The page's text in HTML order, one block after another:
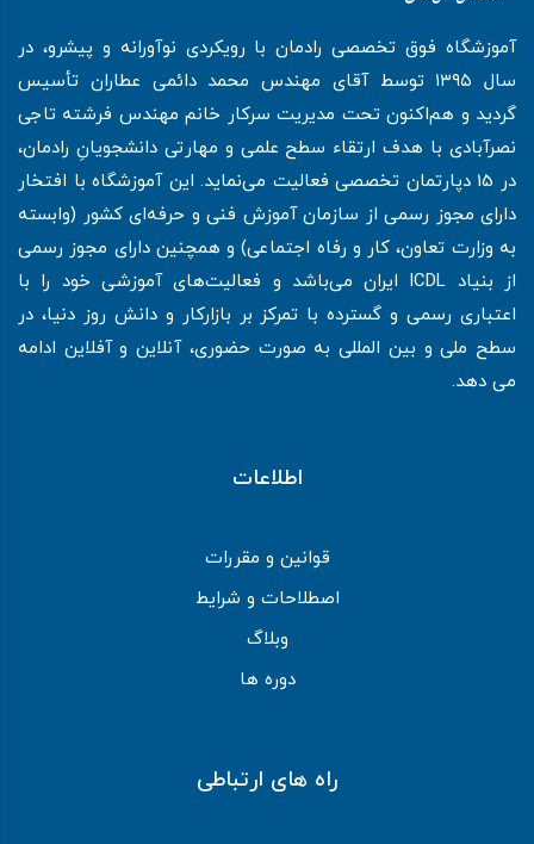
آموزشگاه فوق تخصصی رادمان با رویکردی نوآورانه و پیشرو، در
سال ۱۳۹۵ توسط آقای مهندس محمد دائمی عطاران تأسیس
گردید و هم‌اکنون تحت مدیریت سرکار خانم مهندس فرشته تاجی
نصرآبادی با هدف ارتقاء سطح علمی و مهارتی دانشجویانِ رادمان،
در 15 دپارتمان تخصصی فعالیت می‌نماید. این آموزشگاه با افتخار
دارای مجوز رسمی از سازمان آموزش فنی و حرفه‌ای کشور (وابسته
به وزارت تعاون، کار و رفاه اجتماعی) و همچنین دارای مجوز رسمی
از بنیاد ICDL ایران می‌باشد و فعالیت‌های آموزشی خود را با
اعتباری رسمی و گسترده با تمرکز بر بازارکار و دانش روز دنیا، در
سطح ملی و بین المللی به صورت حضوری، آنلاین و آفلاین ادامه
می دهد.
اطلاعات
قوانین و مقررات
اصطلاحات و شرایط
وبلاگ
دوره ها
راه های ارتباطی